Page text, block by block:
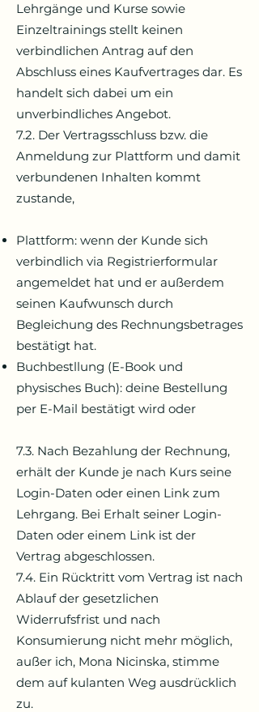
Lehrgänge und Kurse sowie
Einzeltrainings stellt keinen
verbindlichen Antrag auf den
Abschluss eines Kaufvertrages dar. Es
handelt sich dabei um ein
unverbindliches Angebot.
7.2. Der Vertragsschluss bzw. die
Anmeldung zur Plattform und damit
verbundenen Inhalten kommt
zustande,
Plattform: wenn der Kunde sich
verbindlich via Registrierformular
angemeldet hat und er außerdem
seinen Kaufwunsch durch
Begleichung des Rechnungsbetrages
bestätigt hat.
Buchbestllung (E-Book und
physisches Buch): deine Bestellung
per E-Mail bestätigt wird oder
7.3. Nach Bezahlung der Rechnung,
erhält der Kunde je nach Kurs seine
Login-Daten oder einen Link zum
Lehrgang. Bei Erhalt seiner Login-
Daten oder einem Link ist der
Vertrag abgeschlossen.
7.4. Ein Rücktritt vom Vertrag ist nach
Ablauf der gesetzlichen
Widerrufsfrist und nach
Konsumierung nicht mehr möglich,
außer ich, Mona Nicinska, stimme
dem auf kulanten Weg ausdrücklich
zu.